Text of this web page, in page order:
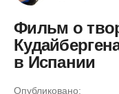
Фильм о
в Испании
Опубликовано: